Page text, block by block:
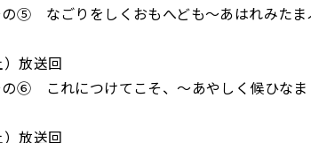
⑤ なごりをしくおもへども～あはれみたま
放送回
⑥ これにつけてこそ、～あやしく候ひなま
放送回